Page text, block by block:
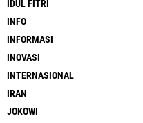
IDUL FITRI
INFO
INFORMASI
INOVASI
INTERNASIONAL
IRAN
JOKOWI